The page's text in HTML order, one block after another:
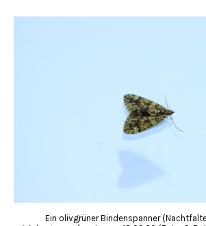
Ein olivgrüner Bindenspanner